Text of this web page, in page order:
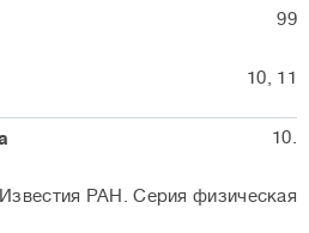
99
10, 11
10.
Известия РАН. Серия физическая